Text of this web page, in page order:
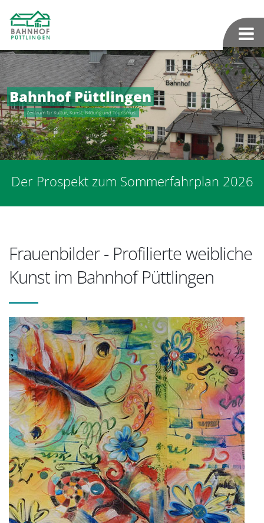
Bahnhof Püttlingen
Zentrum für Kultur, Kunst, Bildung und Tourismus.
Der Prospekt zum Sommerfahrplan 2026
Frauenbilder - Profilierte weibliche
Kunst im Bahnhof Püttlingen